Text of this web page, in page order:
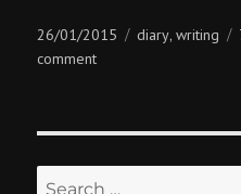
Posted
on
26/01/2015 Categories
diary,writing
commenton
Search